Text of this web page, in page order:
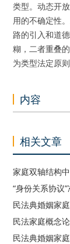
类型。动态开
用的不确定性
路的引入和道
糊，二者重叠
为类型法定原
内容
相关文章
家庭双轴结构
“身份关系协议
民法典婚姻家
民法家庭概念论
民法典婚姻家